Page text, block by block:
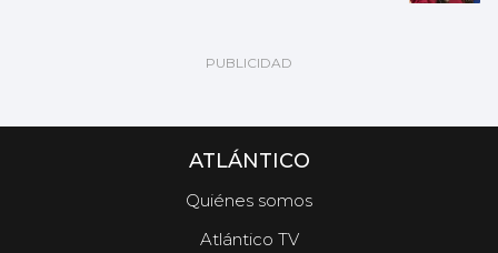
ATLÁNTICO
Quiénes somos
Atlántico TV